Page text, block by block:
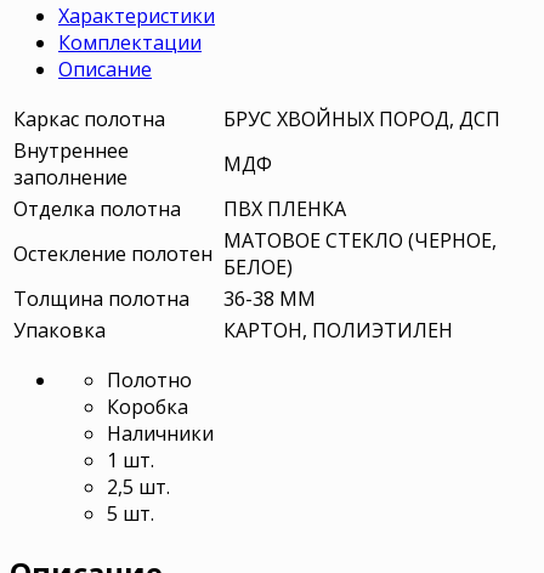
Характеристики
Комплектации
Описание
Каркас полотна
БРУС ХВОЙНЫХ ПОРОД, ДСП
Внутреннее
заполнение
МДФ
Отделка полотна
ПВХ ПЛЕНКА
Остекление полотен МАТОВОЕ СТЕКЛО (ЧЕРНОЕ,
БЕЛОЕ)
Толщина полотна
36-38 ММ
Упаковка
КАРТОН, ПОЛИЭТИЛЕН
Полотно
Коробка
Наличники
1 шт.
2,5 шт.
5 шт.